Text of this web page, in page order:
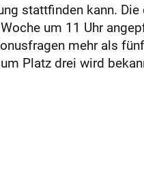
stattfinden kann. Die
um 11 Uhr
mehr als
Platz drei wird